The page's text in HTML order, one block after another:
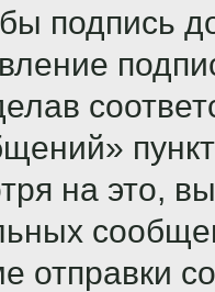
подпись
на это,
отправки